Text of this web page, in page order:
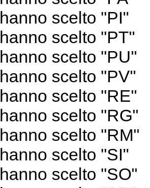
hanno scelto "PI"
hanno scelto "PT"
hanno scelto "PU"
hanno scelto "PV"
hanno scelto "RE"
hanno scelto "RG"
hanno scelto "RM"
hanno scelto "SI"
hanno scelto "SO"